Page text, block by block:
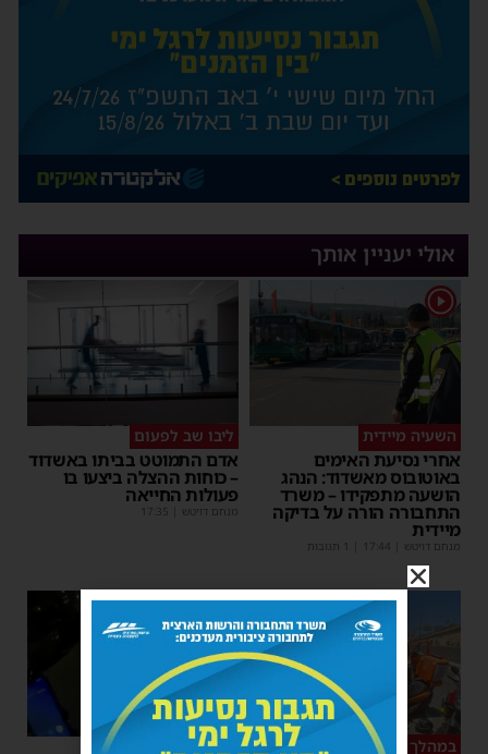
אולי יעניין אותך
1
השעיה מיידית
אחרי נסיעת האימים
באוטובוס מאשדוד: הנהג
הושעה מתפקידו – משרד
התחבורה הורה על בדיקה
מיידית
מנחם דויטש 17:44
ליבו שב לפעום
אדם התמוטט בביתו באשדוד
– כוחות ההצלה ביצעו בו
פעולות החייאה
מנחם דויטש 17:35
במהלך העבודה
1
צפו